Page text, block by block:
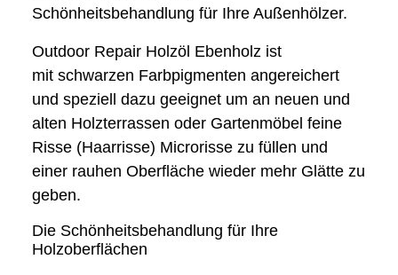
Schönheitsbehandlung für Ihre Außenhölzer.
Outdoor Repair Holzöl Ebenholz ist
mit schwarzen Farbpigmenten angereichert
und speziell dazu geeignet um an neuen und
alten Holzterrassen oder Gartenmöbel feine
Risse (Haarrisse) Microrisse zu füllen und
einer rauhen Oberfläche wieder mehr Glätte zu
geben.
Die Schönheitsbehandlung für Ihre
Holzoberflächen